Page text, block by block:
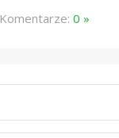
Komentarze: 0 »